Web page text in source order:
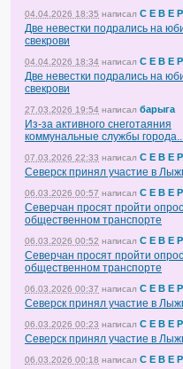
04.04.2026 18:35 написал С Е В Е
Две невестки подрались на
свекрови
04.04.2026 18:34 написал С Е В Е
Две невестки подрались на
свекрови
27.03.2026 19:54 написал барыга
Из-за активного снеготаяния
коммунальные службы
07.03.2026 22:33 написал С Е В Е
Северск принял участие в
06.03.2026 00:57 написал С Е В Е
Северчан просят пройти
общественном транспорте
06.03.2026 00:52 написал С Е В Е
Северчан просят пройти
общественном транспорте
06.03.2026 00:37 написал С Е В Е
Северск принял участие в
06.03.2026 00:23 написал С Е В Е
Северск принял участие в
06.03.2026 00:18 написал С Е В Е